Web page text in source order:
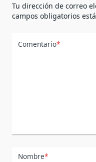
Tu dirección de correo
campos obligatorios
Comentario*
Nombre*